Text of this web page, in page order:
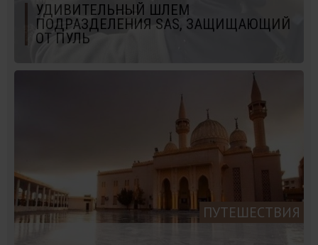
УДИВИТЕЛЬНЫЙ ШЛЕМ
ПОДРАЗДЕЛЕНИЯ SAS, ЗАЩИЩАЮЩИЙ
ОТ ПУЛЬ
ПУТЕШЕСТВИЯ